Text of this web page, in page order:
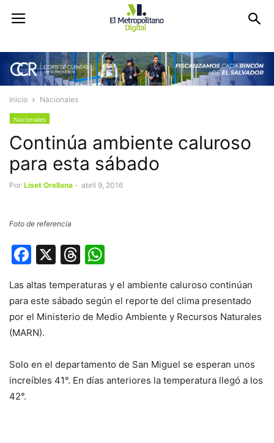
Inicio Nacionales
Nacionales
Continúa ambiente caluroso
para esta sábado
Por Liset Orellana - abril 9, 2016
Foto de referencia
Facebook
X Threads
Las altas temperaturas y el ambiente caluroso continúan
para este sábado según el reporte del clima presentado
por el Ministerio de Medio Ambiente y Recursos Naturales
(MARN).
Solo en el departamento de San Miguel se esperan unos
increíbles 41°. En días anteriores la temperatura llegó a los
42°.